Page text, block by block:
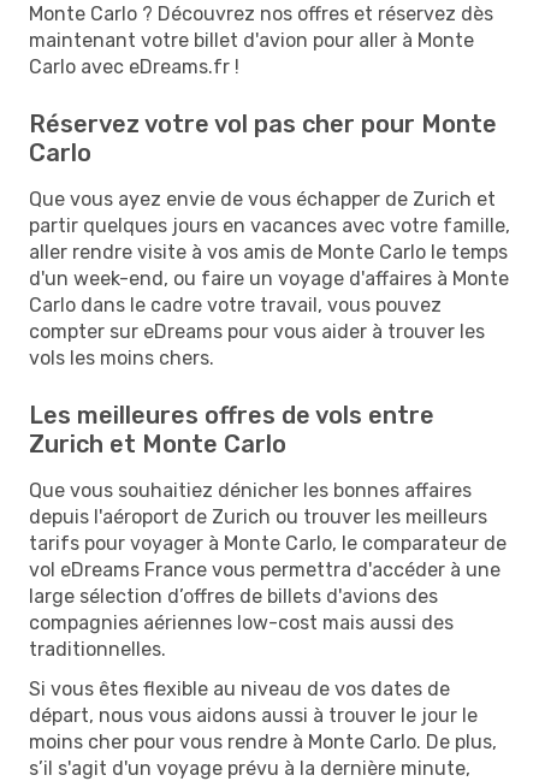
Monte Carlo ? Découvrez nos offres et réservez dès
maintenant votre billet d'avion pour aller à Monte
Carlo avec eDreams.fr !
Réservez votre vol pas cher pour Monte
Carlo
Que vous ayez envie de vous échapper de Zurich et
partir quelques jours en vacances avec votre famille,
aller rendre visite à vos amis de Monte Carlo le temps
d'un week-end, ou faire un voyage d'affaires à Monte
Carlo dans le cadre votre travail, vous pouvez
compter sur eDreams pour vous aider à trouver les
vols les moins chers.
Les meilleures offres de vols entre
Zurich et Monte Carlo
Que vous souhaitiez dénicher les bonnes affaires
depuis l'aéroport de Zurich ou trouver les meilleurs
tarifs pour voyager à Monte Carlo, le comparateur de
vol eDreams France vous permettra d'accéder à une
large sélection d’offres de billets d'avions des
compagnies aériennes low-cost mais aussi des
traditionnelles.
Si vous êtes flexible au niveau de vos dates de
départ, nous vous aidons aussi à trouver le jour le
moins cher pour vous rendre à Monte Carlo. De plus,
s’il s'agit d'un voyage prévu à la dernière minute,